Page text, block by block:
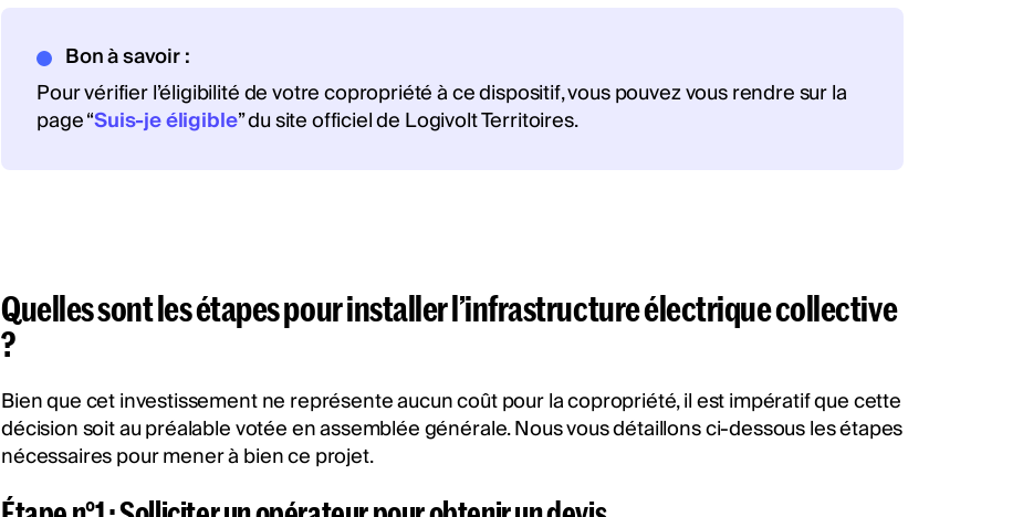
Bon à savoir :
Pour vérifier l’éligibilité de votre copropriété à ce dispositif, vous pouvez vous rendre sur la
page “Suis-je éligible” du site officiel de Logivolt Territoires.
Quelles sont les étapes pour installer l’infrastructure électrique collective
?
Bien que cet investissement ne représente aucun coût pour la copropriété, il est impératif que cette
décision soit au préalable votée en assemblée générale. Nous vous détaillons ci-dessous les étapes
nécessaires pour mener à bien ce projet.